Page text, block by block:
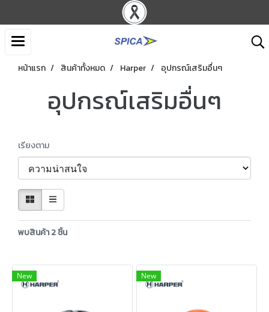
หน้าแรก สินค้าทั้งหมด Harper อุปกรณ์เสริมอื่นๆ
อุปกรณ์เสริมอื่นๆ
เรียงตาม
พบสินค้า 2 ชิ้น
New New